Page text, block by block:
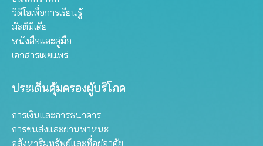
วิดีโอเพื่อการเรียนรู้
มัลติมีเดีย
หนังสือและคู่มือ
เอกสารเผยแพร่
ประเด็นคุ้มครองผู้บริโภค
การเงินและการธนาคาร
การขนส่งและยานพาหนะ
อสังหาริมทรัพย์และที่อยู่อาศัย